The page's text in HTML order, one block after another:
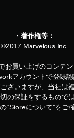
・著作権等：
©2017 Marvelous Inc.
お買い上げのコンテ
アカウントで登録
ざいますが、当社は
の保証をするもので
“Storeについて”をご